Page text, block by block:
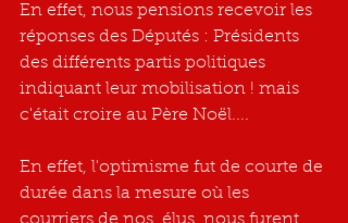
En effet, nous pensions recevoir les
réponses des Députés : Présidents
des différents partis politiques
indiquant leur mobilisation ! mais
c'était croire au Père Noël....
En effet, l'optimisme fut de courte de
durée dans la mesure où les